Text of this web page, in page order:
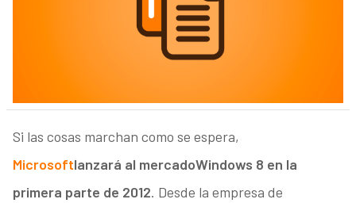
Si las cosas marchan como se espera,
Microsoftlanzará al mercadoWindows 8 en la
primera parte de 2012. Desde la empresa de